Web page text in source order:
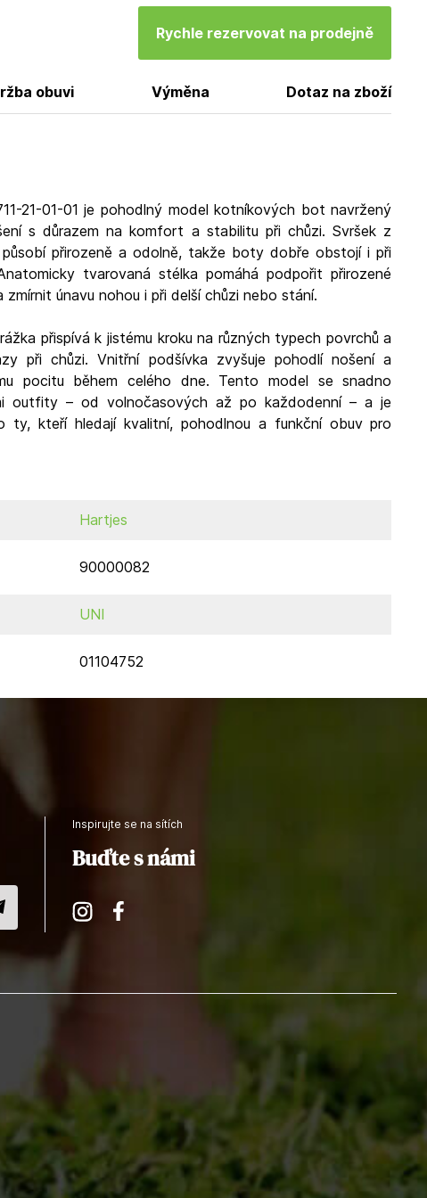
Rychle rezervovat na prodejně
obuvi Výměna Dotaz na zboží
21-01-01 je pohodlný model kotníkových bot navržený
s důrazem na komfort a stabilitu při chůzi. Svršek z
přirozeně a odolně, takže boty dobře obstojí i při
tvarovaná stélka pomáhá podpořit přirozené
únavu nohou i při delší chůzi nebo stání.
přispívá k jistému kroku na různých typech povrchů a
při chůzi. Vnitřní podšívka zvyšuje pohodlí nošení a
pocitu během celého dne. Tento model se snadno
outfity – od volnočasových až po každodenní – a je
ty, kteří hledají kvalitní, pohodlnou a funkční obuv pro
Hartjes
90000082
UNI
01104752
Inspirujte se na sítích
Buďte s námi
InstagramFacebook